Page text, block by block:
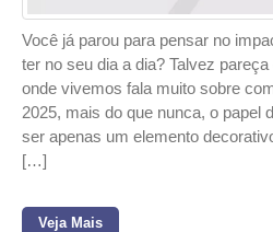
Você já parou para pensar no
ter no seu dia a dia? Talvez
onde vivemos fala muito sobre
2025, mais do que nunca, o papel
ser apenas um elemento
[…]
Veja Mais